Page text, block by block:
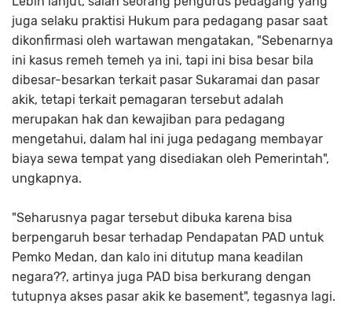
juga selaku praktisi Hukum para pedagang pasar saat
dikonfirmasi oleh wartawan mengatakan, "Sebenarnya
ini kasus remeh temeh ya ini, tapi ini bisa besar bila
dibesar-besarkan terkait pasar Sukaramai dan pasar
akik, tetapi terkait pemagaran tersebut adalah
merupakan hak dan kewajiban para pedagang
mengetahui, dalam hal ini juga pedagang membayar
biaya sewa tempat yang disediakan oleh Pemerintah",
ungkapnya.
"Seharusnya pagar tersebut dibuka karena bisa
berpengaruh besar terhadap Pendapatan PAD untuk
Pemko Medan, dan kalo ini ditutup mana keadilan
negara??, artinya juga PAD bisa berkurang dengan
tutupnya akses pasar akik ke basement", tegasnya lagi.